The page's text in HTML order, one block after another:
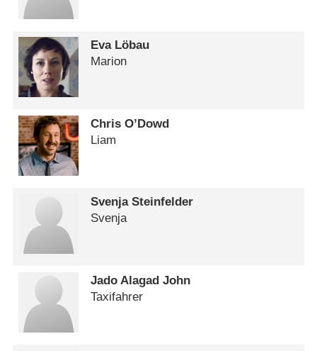
Eva Löbau
Marion
Chris O’Dowd
Liam
Svenja Steinfelder
Svenja
Jado Alagad John
Taxifahrer